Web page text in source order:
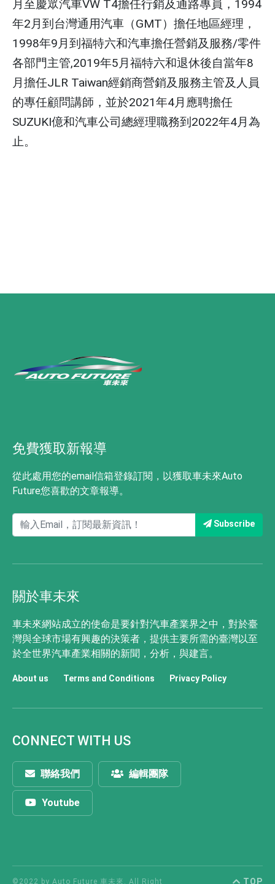
月至慶眾汽車VW T4擔任行銷及通路專員，1994
年2月到台灣通用汽車（GMT）擔任地區經理，
1998年9月到福特六和汽車擔任營銷及服務/零件
各部門主管,2019年5月福特六和退休後自當年8
月擔任JLR Taiwan經銷商營銷及服務主管及人員
的專任顧問講師，並於2021年4月應聘擔任
SUZUKI億和汽車公司總經理職務到2022年4月為
止。
免費獲取新報導
從此處用您的email信箱登錄訂閱，以獲取車未來Auto
Future您喜歡的文章報導。
Subscribe
關於車未來
車未來網站成立的使命是要針對汽車產業界之中，對於臺
灣與全球市場有興趣的決策者，提供主要所需的臺灣以至
於全世界汽車產業相關的新聞，分析，與建言。
About us Terms and Conditions Privacy Policy
CONNECT WITH US
聯絡我們 編輯團隊
Youtube
©2022 by Auto Future 車未來. All Right TOP